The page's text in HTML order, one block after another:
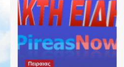
Πειραιας